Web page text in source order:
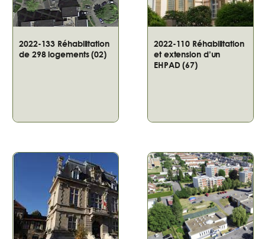
2022-133 Réhabilitation
de 298 logements (02)
2022-110 Réhabilitation
et extension d’un
EHPAD (67)